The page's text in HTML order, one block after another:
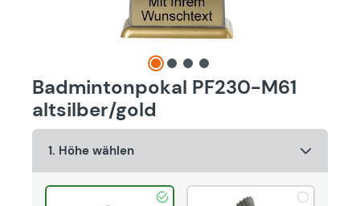
Badmintonpokal PF230-M61
altsilber/gold
1. Höhe wählen